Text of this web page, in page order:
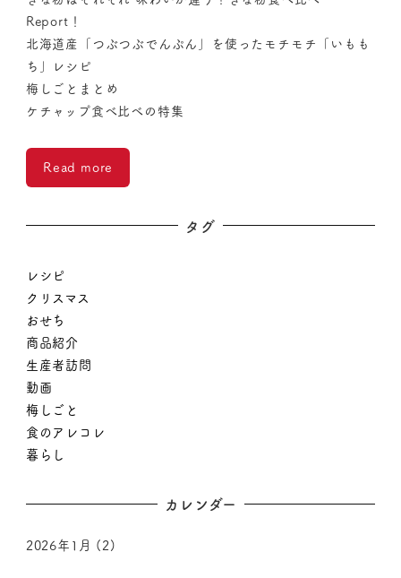
Report！
北海道産「つぶつぶでんぷん」を使ったモチモチ「いもも
ち」レシピ
梅しごとまとめ
ケチャップ食べ比べの特集
Read more
タグ
レシピ
クリスマス
おせち
商品紹介
生産者訪問
動画
梅しごと
食のアレコレ
暮らし
カレンダー
2026年1月 (2)